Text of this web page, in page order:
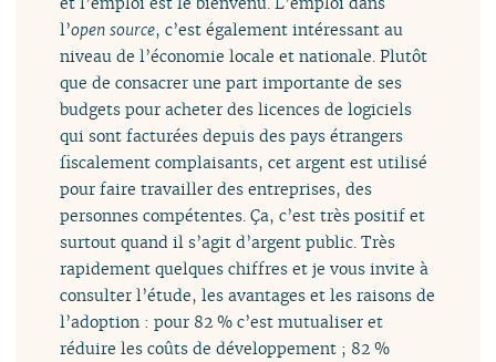
l’open source, c’est également intéressant au
niveau de l’économie locale et nationale. Plutôt
que de consacrer une part importante de ses
budgets pour acheter des licences de logiciels
qui sont facturées depuis des pays étrangers
fiscalement complaisants, cet argent est utilisé
pour faire travailler des entreprises, des
personnes compétentes. Ça, c’est très positif et
surtout quand il s’agit d’argent public. Très
rapidement quelques chiffres et je vous invite à
consulter l’étude, les avantages et les raisons de
l’adoption : pour 82 % c’est mutualiser et
réduire les coûts de développement ; 82 %